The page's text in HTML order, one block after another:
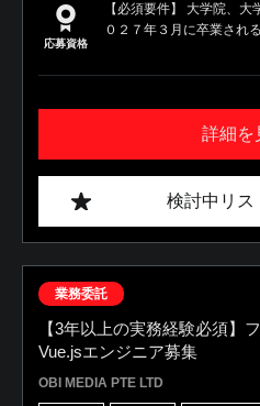
応募資格
【必須要件】 大学院、
０２７年３月に卒業され
詳細を
検討中リス
業務委託
【3年以上の実務経験必須】
Vue.jsエンジニア募集
OBI MEDIA PTE LTD